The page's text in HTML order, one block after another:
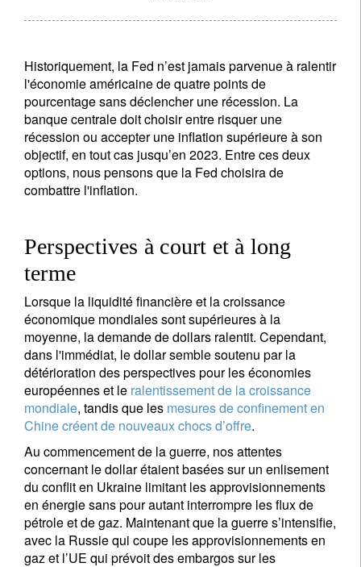
Historiquement, la Fed n’est jamais parvenue à ralentir
l'économie américaine de quatre points de
pourcentage sans déclencher une récession. La
banque centrale doit choisir entre risquer une
récession ou accepter une inflation supérieure à son
objectif, en tout cas jusqu’en 2023. Entre ces deux
options, nous pensons que la Fed choisira de
combattre l'inflation.
Perspectives à court et à long
terme
Lorsque la liquidité financière et la croissance
économique mondiales sont supérieures à la
moyenne, la demande de dollars ralentit. Cependant,
dans l'immédiat, le dollar semble soutenu par la
détérioration des perspectives pour les économies
européennes et le ralentissement de la croissance
mondiale, tandis que les mesures de confinement en
Chine créent de nouveaux chocs d’offre.
Au commencement de la guerre, nos attentes
concernant le dollar étaient basées sur un enlisement
du conflit en Ukraine limitant les approvisionnements
en énergie sans pour autant interrompre les flux de
pétrole et de gaz. Maintenant que la guerre s’intensifie,
avec la Russie qui coupe les approvisionnements en
gaz et l’UE qui prévoit des embargos sur les
S'inscrire à la newsletter
Email
Civilité
Nom
Pays de résidence
Je ne suis pas résident ou citoyen des Etats-Unis
Vos informations seront utilisées conformément à
notrepolitique de confidentialité.
s'inscrire